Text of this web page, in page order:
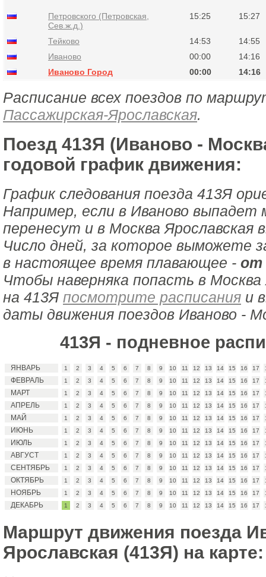
Петровского (Петровская,
Сев.ж.д.)
15:25 15:27
Тейково 14:53
14:55
Иваново
00:00
14:16
Иваново Город
00:00 14:16
Расписание всех поездов по
Пассажирская-Ярославская.
Поезд 413Я (Иваново -
годовой график движения:
График следования поезда 413Я
Например, если в Иваново выпадет
перенесут и в Москва Ярославская
Число дней, за которое выможете
в настоящее время плавающее - от
Чтобы наверняка попасть в Москва
на 413Я посмотрите расписания и
даты движения поездов Иваново -
413Я - подневное
ЯНВАРЬ 1 2 3 4 5 6 7 8 9 10 11 12 13 14 15 16 17
ФЕВРАЛЬ 1 2 3 4 5 6 7 8 9 10 11 12 13 14 15 16 17
МАРТ 1 2 3 4 5 6 7 8 9 10 11 12 13 14 15 16 17
АПРЕЛЬ 1 2 3 4 5 6 7 8 9 10 11 12 13 14 15 16 17
МАЙ 1 2 3 4 5 6 7 8 9 10 11 12 13 14 15 16 17
ИЮНЬ 1 2 3 4 5 6 7 8 9 10 11 12 13 14 15 16 17
ИЮЛЬ 1 2 3 4 5 6 7 8 9 10 11 12 13 14 15 16 17
АВГУСТ 1 2 3 4 5 6 7 8 9 10 11 12 13 14 15 16 17
СЕНТЯБРЬ 1 2 3 4 5 6 7 8 9 10 11 12 13 14 15 16 17
ОКТЯБРЬ 1 2 3 4 5 6 7 8 9 10 11 12 13 14 15 16 17
НОЯБРЬ 1 2 3 4 5 6 7 8 9 10 11 12 13 14 15 16 17
ДЕКАБРЬ 1 2 3 4 5 6 7 8 9 10 11 12 13 14 15 16 17
Маршрут движения поезда
Ярославская (413Я) на карте: